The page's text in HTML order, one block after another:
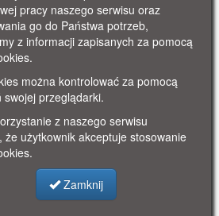
Na tylnim maszcie powiewa
wojenna (tzw. Reichskriegsflagge).
magazyny i dźwig przeładunkowy
Westerplatte, a po prawej - fragment
Składnicy Tranzytowej na
cumowniczym i zejściem do
łódź motorowa.
dostępny w zbiorach IPN,
biała
pracy naszego serwisu oraz
go do Państwa potrzeb,
z informacji zapisanych za pomocą
można kontrolować za pomocą
swojej przeglądarki.
z naszego serwisu
że użytkownik akceptuje stosowanie
Zamknij